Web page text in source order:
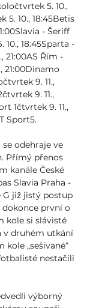
5. 10.,
5. 10., 18:45Betis
- Šeriff
18:45Sparta -
21:00AS Řím -
21:00Dinamo
9. 11.,
9. 11.,
1čtvrtek 9. 11.,
Sport5.
odehraje ve
Přímý přenos
kanále České
Slavia Praha -
G již jistý postup
dokonce první o
kole si slávisté
v druhém utkání
kole „sešívané“
nestačili
výborný